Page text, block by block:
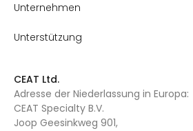
Unternehmen
Unterstützung
CEAT Ltd.
Adresse der Niederlassung in Europa:
CEAT Specialty B.V.
Joop Geesinkweg 901,